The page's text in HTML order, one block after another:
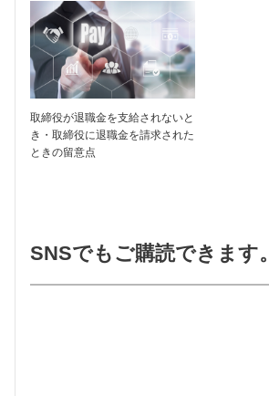
取締役が退職金を支給されないと
き・取締役に退職金を請求された
ときの留意点
SNSでもご購読できます。